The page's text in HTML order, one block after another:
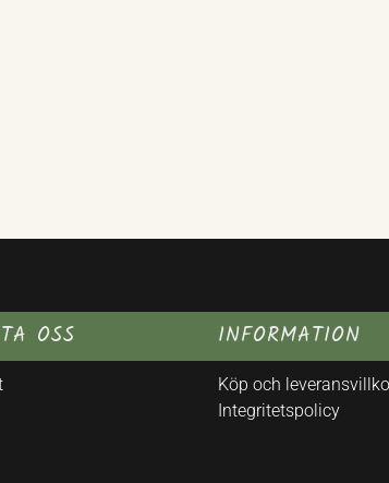
OSS INFORMATION
Köp och
Integritetspolicy